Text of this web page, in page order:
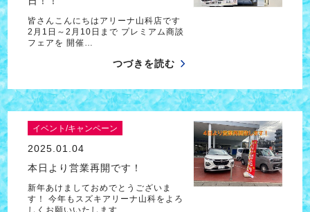
皆さんこんにちはアリーナ山科店です
2月1日～2月10日まで プレミアム商談
フェアを 開催…
つづきを読む
イベント/キャンペーン
2025.01.04
本日より営業再開です！
新年あけましておめでとうございま
す！ 今年もスズキアリーナ山科をよろ